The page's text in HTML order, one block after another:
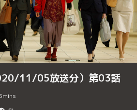
11/05放送分）第03話
mins